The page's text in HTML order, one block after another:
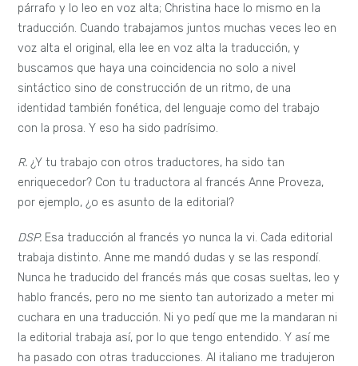
párrafo y lo leo en voz alta; Christina hace lo mismo en la
traducción. Cuando trabajamos juntos muchas veces leo en
voz alta el original, ella lee en voz alta la traducción, y
buscamos que haya una coincidencia no solo a nivel
sintáctico sino de construcción de un ritmo, de una
identidad también fonética, del lenguaje como del trabajo
con la prosa. Y eso ha sido padrísimo.
R. ¿Y tu trabajo con otros traductores, ha sido tan
enriquecedor? Con tu traductora al francés Anne Proveza,
por ejemplo, ¿o es asunto de la editorial?
DSP. Esa traducción al francés yo nunca la vi. Cada editorial
trabaja distinto. Anne me mandó dudas y se las respondí.
Nunca he traducido del francés más que cosas sueltas, leo y
hablo francés, pero no me siento tan autorizado a meter mi
cuchara en una traducción. Ni yo pedí que me la mandaran ni
la editorial trabaja así, por lo que tengo entendido. Y así me
ha pasado con otras traducciones. Al italiano me tradujeron